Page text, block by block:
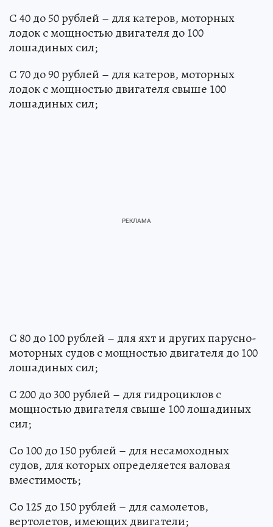
С 40 до 50 рублей – для катеров, моторных
лодок с мощностью двигателя до 100
лошадиных сил;
С 70 до 90 рублей – для катеров, моторных
лодок с мощностью двигателя свыше 100
лошадиных сил;
С 80 до 100 рублей – для яхт и других парусно-
моторных судов с мощностью двигателя до 100
лошадиных сил;
С 200 до 300 рублей – для гидроциклов с
мощностью двигателя свыше 100 лошадиных
сил;
Со 100 до 150 рублей – для несамоходных
судов, для которых определяется валовая
вместимость;
Со 125 до 150 рублей – для самолетов,
вертолетов, имеющих двигатели;